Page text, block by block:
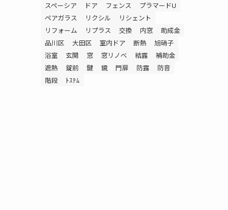
スペーシア
ドア フェンス
プラマードU
ペアガラス
リクシル
リシェント
リフォーム
リプラス 交換 内窓
助成金
品川区
大田区 室内ドア 断熱
旭硝子
浴室
玄関 窓 窓リノベ 結露
補助金
遮熱
錠前 鍵 鏡 門扉 防露
防音
階段
ﾄｽﾃﾑ